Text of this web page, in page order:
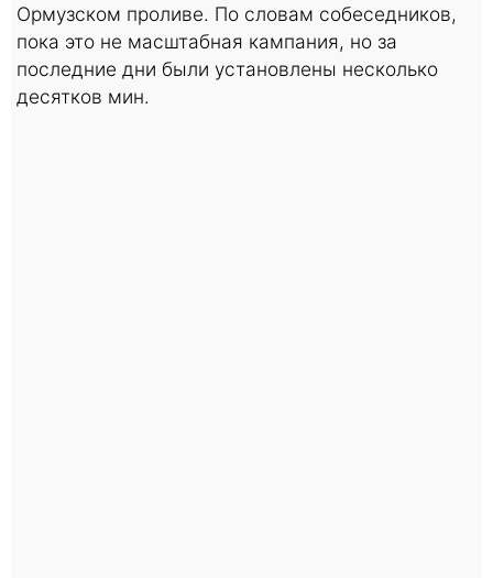
Ормузском проливе. По словам собеседников,
пока это не масштабная кампания, но за
последние дни были установлены несколько
десятков мин.